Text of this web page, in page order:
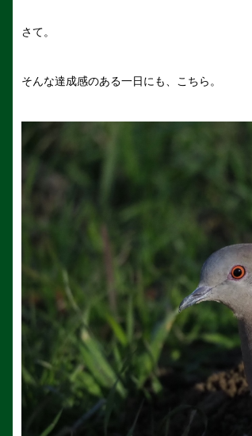
さて。
そんな達成感のある一日にも、こちら。